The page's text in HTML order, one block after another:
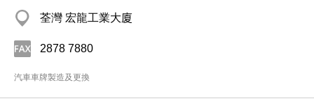
荃灣 宏龍工業大廈
2878 7880
汽車車牌製造及更換